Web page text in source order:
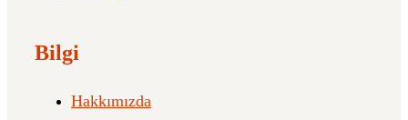
Bilgi
Hakkımızda